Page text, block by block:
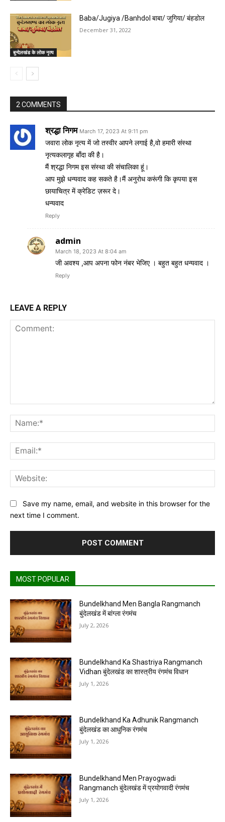
बुन्देलखंड के लोक नृत्य
Baba/Jugiya /Banhdol बाबा/ जुगिया/ बंहडोल
December 31, 2022
2 COMMENTS
श्रद्धा निगम March 17, 2023 At 9:11 pm
जवारा लोक नृत्य में जो तस्वीर आपने लगाई है,वो हमारी संस्था
नृत्यकलागृह बाँदा की है।
मैं श्रद्धा निगम इस संस्था की संचालिका हूं।
आप मुझे धन्यवाद कह सकते है।मैं अनुरोध करूंगी कि कृपया इस
छायाचित्र में क्रेडिट ज़रूर दे।
धन्यवाद
Reply
admin
March 18, 2023 At 8:04 am
जी अवश्य ,आप अपना फोन नंबर भेजिए । बहुत बहुत धन्यवाद ।
Reply
LEAVE A REPLY
Save my name, email, and website in this browser for the
next time I comment.
MOST POPULAR
Bundelkhand Men Bangla Rangmanch
बुंदेलखंड में बांग्ला रंगमंच
July 2, 2026
Bundelkhand Ka Shastriya Rangmanch
Vidhan बुंदेलखंड का शास्त्रीय रंगमंच विधान
July 1, 2026
Bundelkhand Ka Adhunik Rangmanch
बुंदेलखंड का आधुनिक रंगमंच
July 1, 2026
Bundelkhand Men Prayogwadi
Rangmanch बुंदेलखंड में प्रयोगवादी रंगमंच
July 1, 2026